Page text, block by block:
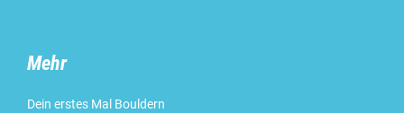
Mehr
Dein erstes Mal Bouldern